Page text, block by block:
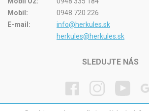
Mobil:
0948 720 226
E-mail:
info@herkules.sk
herkules@herkules.sk
SLEDUJTE NÁS